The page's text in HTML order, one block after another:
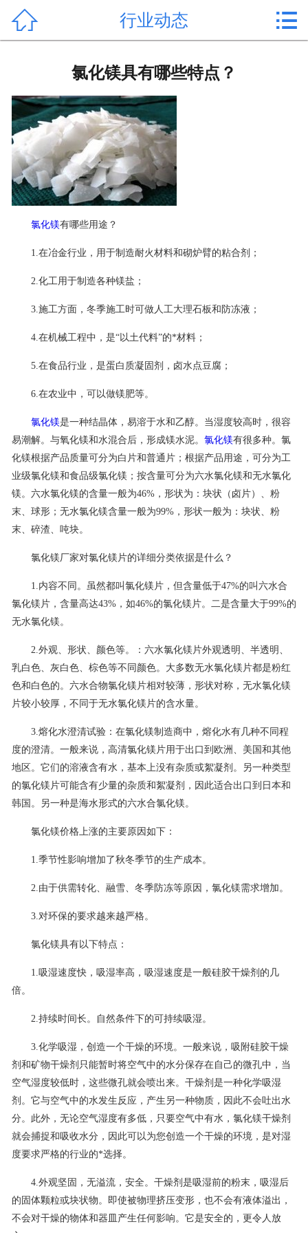
 行业动态 
氯化镁具有哪些特点？
氯化镁有哪些用途？
1.在冶金行业，用于制造耐火材料和砌炉臂的粘合剂；
2.化工用于制造各种镁盐；
3.施工方面，冬季施工时可做人工大理石板和防冻液；
4.在机械工程中，是“以土代料”的*材料；
5.在食品行业，是蛋白质凝固剂，卤水点豆腐；
6.在农业中，可以做镁肥等。
氯化镁是一种结晶体，易溶于水和乙醇。当湿度较高时，很容
易潮解。与氧化镁和水混合后，形成镁水泥。 氯化镁有很多种。氯
化镁根据产品质量可分为白片和普通片；根据产品用途，可分为工
业级氯化镁和食品级氯化镁；按含量可分为六水氯化镁和无水氯化
镁。六水氯化镁的含量一般为46%，形状为：块状（卤片）、粉
末、球形；无水氯化镁含量一般为99%，形状一般为：块状、粉
末、碎渣、吨块。
氯化镁厂家对氯化镁片的详细分类依据是什么？
1.内容不同。虽然都叫氯化镁片，但含量低于47%的叫六水合
氯化镁片，含量高达43%，如46%的氯化镁片。二是含量大于99%的
无水氯化镁。
2.外观、形状、颜色等。：六水氯化镁片外观透明、半透明、
乳白色、灰白色、棕色等不同颜色。大多数无水氯化镁片都是粉红
色和白色的。六水合物氯化镁片相对较薄，形状对称，无水氯化镁
片较小较厚，不同于无水氯化镁片的含水量。
3.熔化水澄清试验：在氯化镁制造商中，熔化水有几种不同程
度的澄清。一般来说，高清氯化镁片用于出口到欧洲、美国和其他
地区。它们的溶液含有水，基本上没有杂质或絮凝剂。另一种类型
的氯化镁片可能含有少量的杂质和絮凝剂，因此适合出口到日本和
韩国。另一种是海水形式的六水合氯化镁。
氯化镁价格上涨的主要原因如下：
1.季节性影响增加了秋冬季节的生产成本。
2.由于供需转化、融雪、冬季防冻等原因，氯化镁需求增加。
3.对环保的要求越来越严格。
氯化镁具有以下特点：
1.吸湿速度快，吸湿率高，吸湿速度是一般硅胶干燥剂的几
倍。
2.持续时间长。自然条件下的可持续吸湿。
3.化学吸湿，创造一个干燥的环境。一般来说，吸附硅胶干燥
剂和矿物干燥剂只能暂时将空气中的水分保存在自己的微孔中，当
空气湿度较低时，这些微孔就会喷出来。干燥剂是一种化学吸湿
剂。它与空气中的水发生反应，产生另一种物质，因此不会吐出水
分。此外，无论空气湿度有多低，只要空气中有水，氯化镁干燥剂
就会捕捉和吸收水分，因此可以为您创造一个干燥的环境，是对湿
度要求严格的行业的*选择。
4.外观坚固，无溢流，安全。干燥剂是吸湿前的粉末，吸湿后
的固体颗粒或块状物。即使被物理挤压变形，也不会有液体溢出，
不会对干燥的物体和器皿产生任何影响。它是安全的，更令人放